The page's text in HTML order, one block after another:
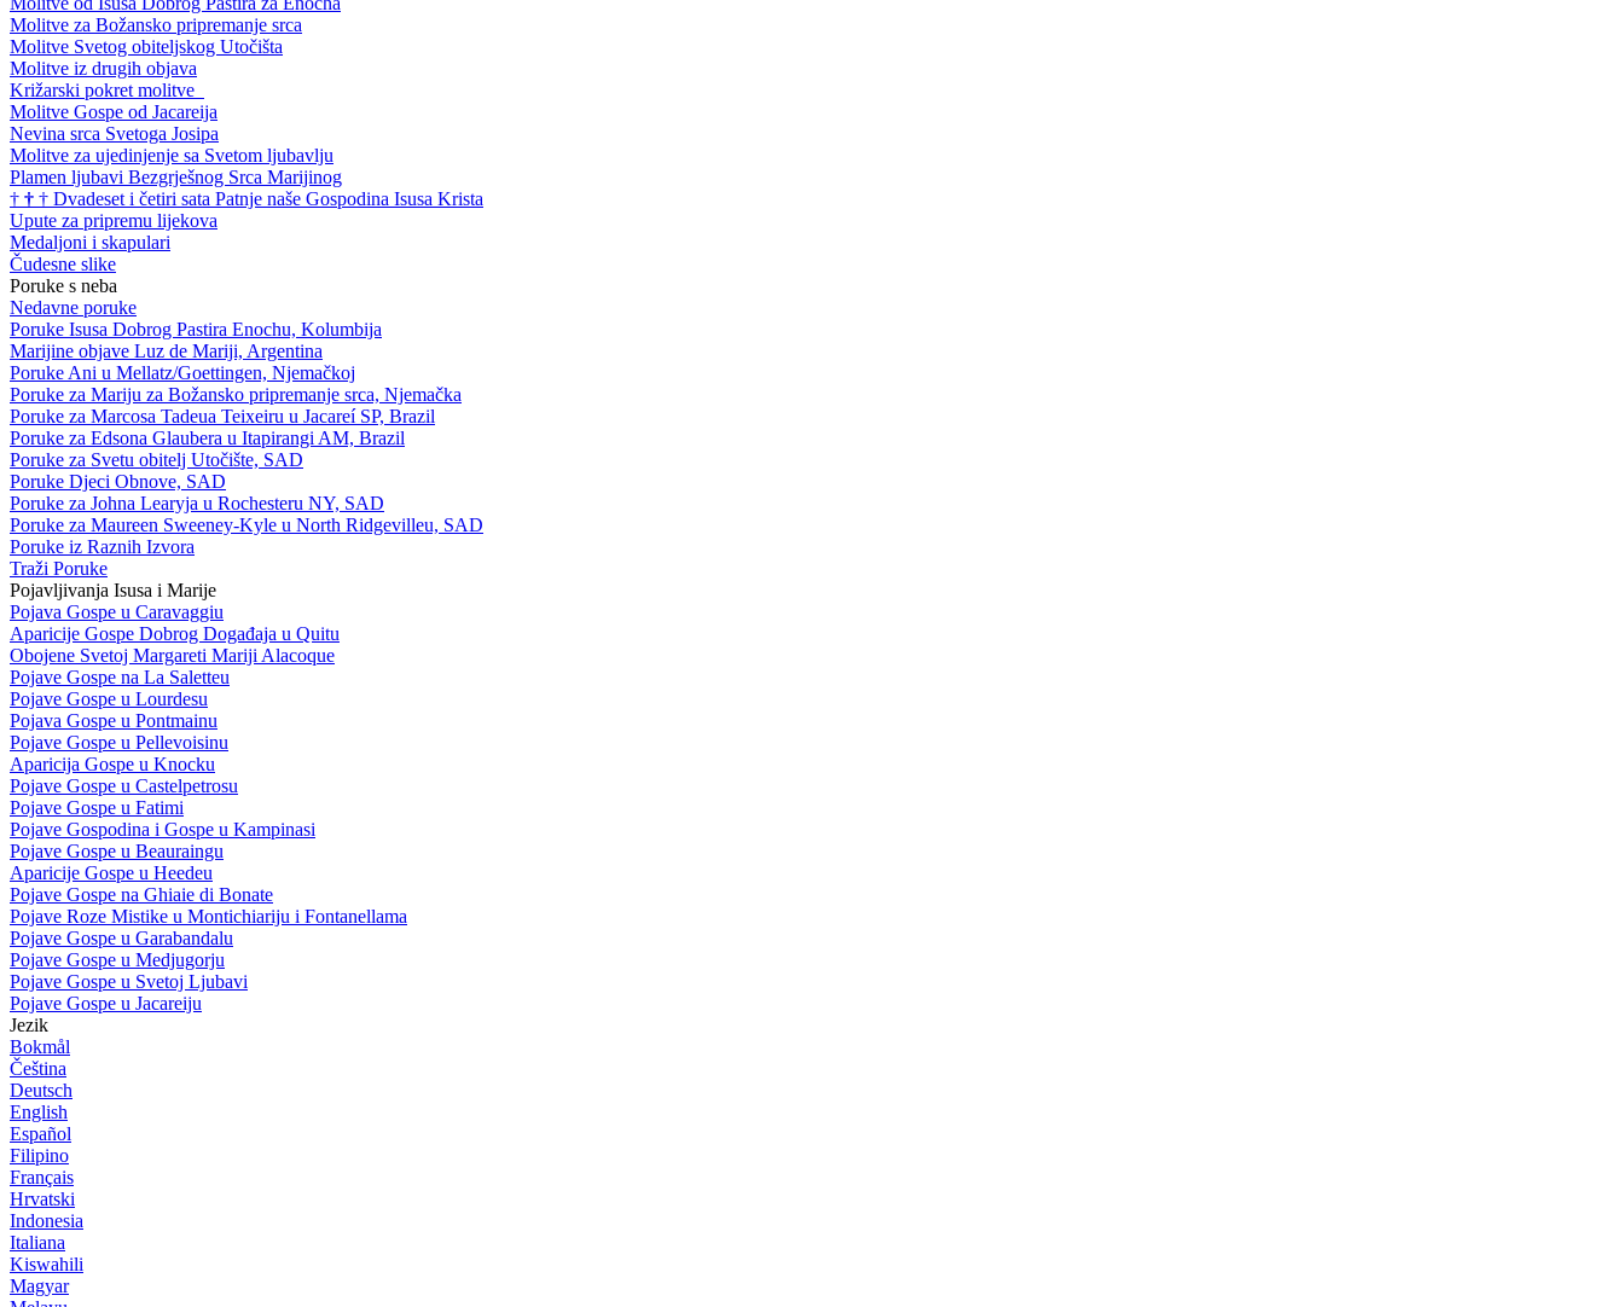
Molitve za Božansko pripremanje srca
Molitve Svetog obiteljskog Utočišta
Molitve iz drugih objava
Križarski pokret molitve
Molitve Gospe od Jacareija
Nevina srca Svetoga Josipa
Molitve za ujedinjenje sa Svetom ljubavlju
Plamen ljubavi Bezgrješnog Srca Marijinog
† † † Dvadeset i četiri sata Patnje naše Gospodina Isusa Krista
Upute za pripremu lijekova
Medaljoni i skapulari
Čudesne slike
Poruke s neba
Nedavne poruke
Poruke Isusa Dobrog Pastira Enochu, Kolumbija
Marijine objave Luz de Mariji, Argentina
Poruke Ani u Mellatz/Goettingen, Njemačkoj
Poruke za Mariju za Božansko pripremanje srca, Njemačka
Poruke za Marcosa Tadeua Teixeiru u Jacareí SP, Brazil
Poruke za Edsona Glaubera u Itapirangi AM, Brazil
Poruke za Svetu obitelj Utočište, SAD
Poruke Djeci Obnove, SAD
Poruke za Johna Learyja u Rochesteru NY, SAD
Poruke za Maureen Sweeney-Kyle u North Ridgevilleu, SAD
Poruke iz Raznih Izvora
Traži Poruke
Pojavljivanja Isusa i Marije
Pojava Gospe u Caravaggiu
Aparicije Gospe Dobrog Događaja u Quitu
Obojene Svetoj Margareti Mariji Alacoque
Pojave Gospe na La Saletteu
Pojave Gospe u Lourdesu
Pojava Gospe u Pontmainu
Pojave Gospe u Pellevoisinu
Aparicija Gospe u Knocku
Pojave Gospe u Castelpetrosu
Pojave Gospe u Fatimi
Pojave Gospodina i Gospe u Kampinasi
Pojave Gospe u Beauraingu
Aparicije Gospe u Heedeu
Pojave Gospe na Ghiaie di Bonate
Pojave Roze Mistike u Montichiariju i Fontanellama
Pojave Gospe u Garabandalu
Pojave Gospe u Medjugorju
Pojave Gospe u Svetoj Ljubavi
Pojave Gospe u Jacareiju
Jezik
Bokmål
Čeština
Deutsch
English
Español
Filipino
Français
Hrvatski
Indonesia
Italiana
Kiswahili
Magyar